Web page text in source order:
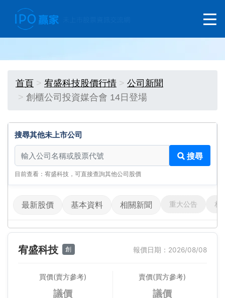
首頁 宥盛科技股價行情
公司新聞
創櫃公司投資媒合會 14日登場
搜尋其他未上市公司
搜尋其他未上市公司
搜尋
目前查看：宥盛科技，可直接查詢其他公司股價
最新股價 基本資料 相關新聞 重大公告 相
宥盛科技 創 報價日期：2026/08/08
買價(賣方參考)
議價
賣價(買方參考)
議價